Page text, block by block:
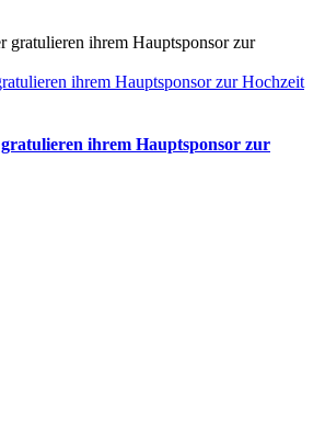
ihrem Hauptsponsor zur Hochzeit
ihrem Hauptsponsor zur